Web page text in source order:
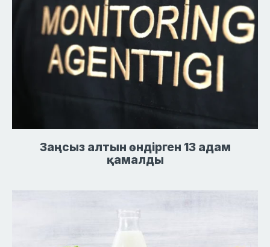
Заңсыз алтын өндірген 13 адам
қамалды